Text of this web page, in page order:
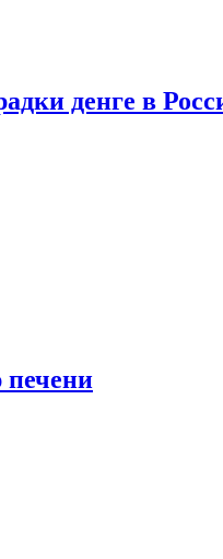
денге в
печени